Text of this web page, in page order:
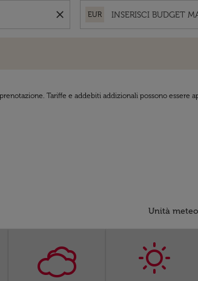
close EUR
Tariffe e addebiti addizionali possono essere
Unità meteo